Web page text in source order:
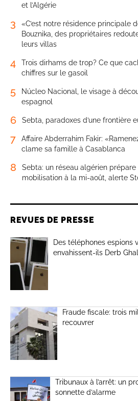
et l’Algérie
3
«C’est notre résidence principale
Bouznika, des propriétaires
leurs villas
4
Trois dirhams de trop? Ce que
chiffres sur le gasoil
5
Núcleo Nacional, le visage à
espagnol
6 Sebta, paradoxes d’une frontière
7
Affaire Abderrahim Fakir:
clame sa famille à Casablanca
8
Sebta: un réseau algérien
mobilisation à la mi-août, alerte
REVUES DE PRESSE
Des téléphones espions
envahissent-ils Derb
Fraude fiscale: trois
recouvrer
Tribunaux à l’arrêt: un
sonnette d’alarme